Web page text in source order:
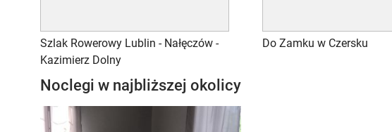
Szlak Rowerowy Lublin - Nałęczów -
Kazimierz Dolny
Do Zamku w Czersku
Noclegi w najbliższej okolicy